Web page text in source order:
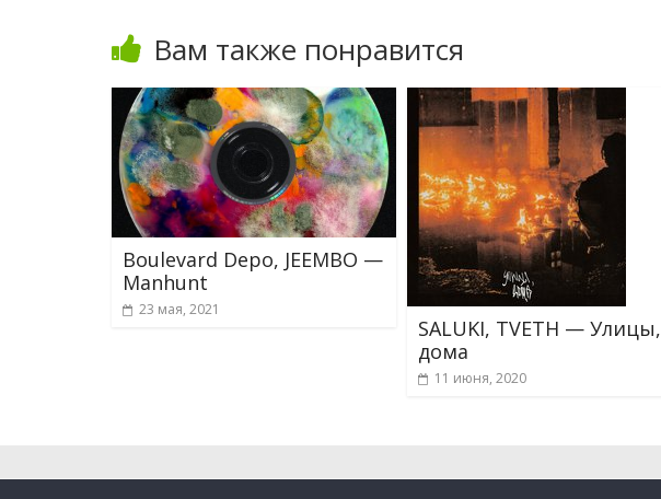
Вам также понравится
Boulevard Depo, JEEMBO —
Manhunt
23 мая, 2021
SALUKI, TVETH — Улицы,
дома
11 июня, 2020